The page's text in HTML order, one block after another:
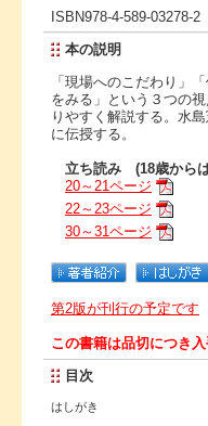
ISBN978-4-589-03278-2
本の説明
「現場へのこだわり」
をみる」という３つの
りやすく解説する。水
に伝授する。
立ち読み (18歳から
20～21ページ
22～23ページ
30～31ページ
第2版が刊行の予定です
この書籍は品切につき
目次
はしがき